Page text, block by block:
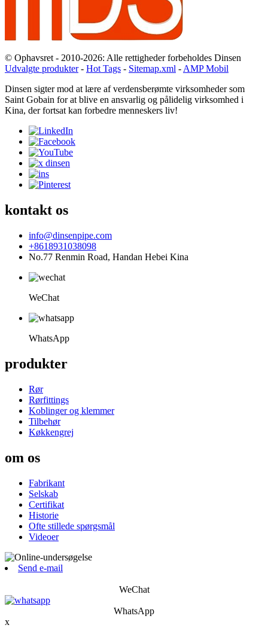
© Ophavsret - 2010-2026: Alle rettigheder forbeholdes Dinsen
Udvalgte produkter- Hot Tags - Sitemap.xml - AMP Mobil
Dinsen sigter mod at lære af verdensberømte virksomheder som
Saint Gobain for at blive en ansvarlig og pålidelig virksomhed i
Kina, der fortsat kan forbedre menneskers liv!
kontakt os
info@dinsenpipe.com
+8618931038098
No.77 Renmin Road, Handan Hebei Kina
WeChat
WhatsApp
produkter
Rør
Rørfittings
Koblinger og klemmer
Tilbehør
Køkkengrej
om os
Fabrikant
Selskab
Certifikat
Historie
Ofte stillede spørgsmål
Videoer
Send e-mail
WeChat
WhatsApp
x